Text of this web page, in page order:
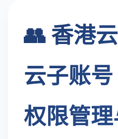
👥 香港
云子账号
权限管